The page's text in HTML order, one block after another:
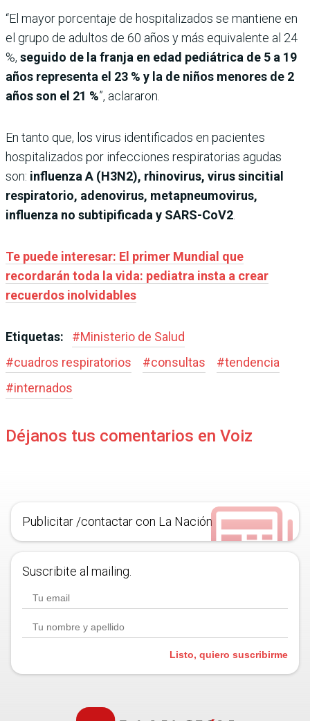
“El mayor porcentaje de hospitalizados se mantiene en
el grupo de adultos de 60 años y más equivalente al 24
%, seguido de la franja en edad pediátrica de 5 a 19
años representa el 23 % y la de niños menores de 2
años son el 21 %”, aclararon.
En tanto que, los virus identificados en pacientes
hospitalizados por infecciones respiratorias agudas
son: influenza A (H3N2), rhinovirus, virus sincitial
respiratorio, adenovirus, metapneumovirus,
influenza no subtipificada y SARS-CoV2
Te puede interesar: El primer Mundial que
recordarán toda la vida: pediatra insta a crear
recuerdos inolvidables
Etiquetas: #Ministerio de Salud
#cuadros respiratorios #consultas #tendencia
#internados
Déjanos tus comentarios en Voiz
Publicitar /contactar con La Nación
Suscribite al mailing.
Listo, quiero suscribirme